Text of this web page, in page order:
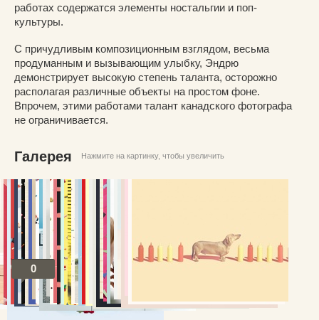
работах содержатся элементы ностальгии и поп-
культуры.
С причудливым композиционным взглядом, весьма
продуманным и вызывающим улыбку, Эндрю
демонстрирует высокую степень таланта, осторожно
располагая различные объекты на простом фоне.
Впрочем, этими работами талант канадского фотографа
не ограничивается.
Галерея Нажмите на картинку, чтобы увеличить
0
Посты по теме